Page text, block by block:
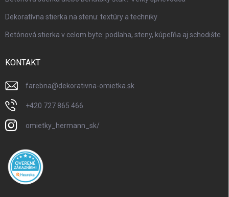
Dekoratívna stierka na stenu: textúry a techniky
Betónová stierka v celom byte: podlaha, steny, kúpeľňa aj schodište
KONTAKT
farebna@dekorativna-omietka.sk
+420 727 865 466
omietky_hermann_sk/